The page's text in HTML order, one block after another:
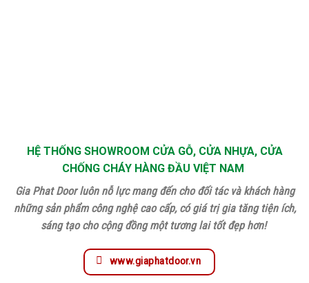
HỆ THỐNG SHOWROOM CỬA GỖ, CỬA NHỰA, CỬA
CHỐNG CHÁY HÀNG ĐẦU VIỆT NAM
Gia Phat Door luôn nỗ lực mang đến cho đối tác và khách hàng
những sản phẩm công nghệ cao cấp, có giá trị gia tăng tiện ích,
sáng tạo cho cộng đồng một tương lai tốt đẹp hơn!
www.giaphatdoor.vn